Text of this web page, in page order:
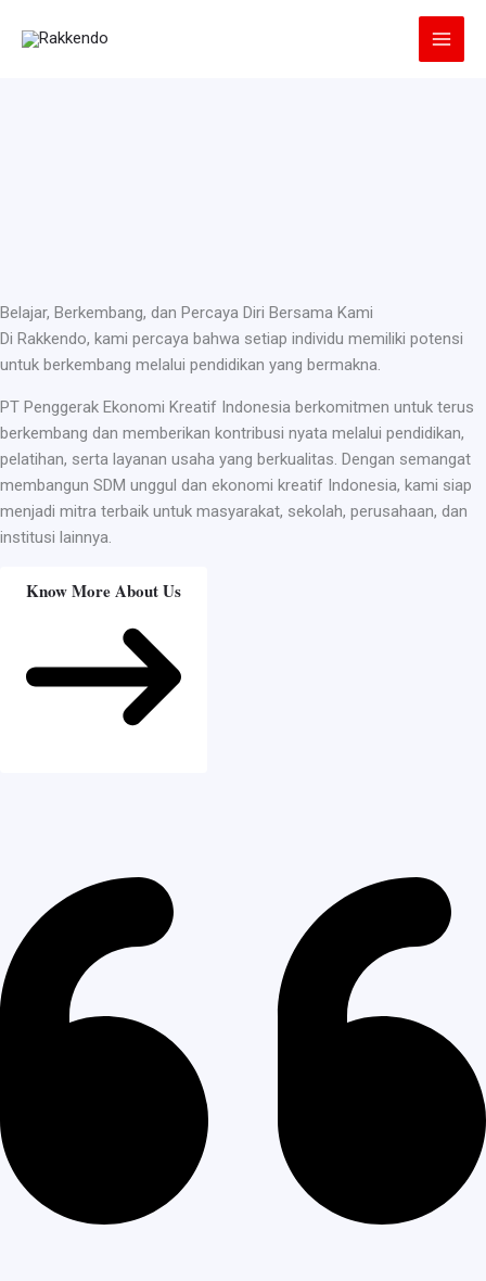
Belajar, Berkembang, dan Percaya Diri Bersama Kami
Di Rakkendo, kami percaya bahwa setiap individu memiliki potensi
untuk berkembang melalui pendidikan yang bermakna.
PT Penggerak Ekonomi Kreatif Indonesia berkomitmen untuk terus
berkembang dan memberikan kontribusi nyata melalui pendidikan,
pelatihan, serta layanan usaha yang berkualitas. Dengan semangat
membangun SDM unggul dan ekonomi kreatif Indonesia, kami siap
menjadi mitra terbaik untuk masyarakat, sekolah, perusahaan, dan
institusi lainnya.
Know More About Us